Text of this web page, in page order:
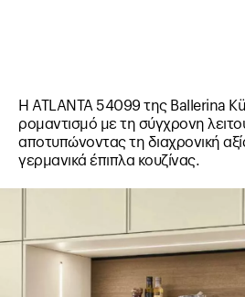
Η ATLANTA 54099 της Ballerina
ρομαντισμό με τη σύγχρονη
αποτυπώνοντας τη διαχρονική
γερμανικά έπιπλα κουζίνας.